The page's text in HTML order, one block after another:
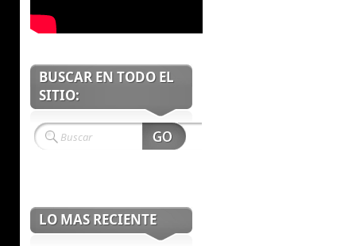
BUSCAR EN TODO EL
SITIO:
LO MAS RECIENTE